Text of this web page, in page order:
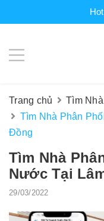
Trang chủ
Tìm
Tìm Nhà Phân
Đồng
Tìm Nhà
Nước Tại
29/03/2022